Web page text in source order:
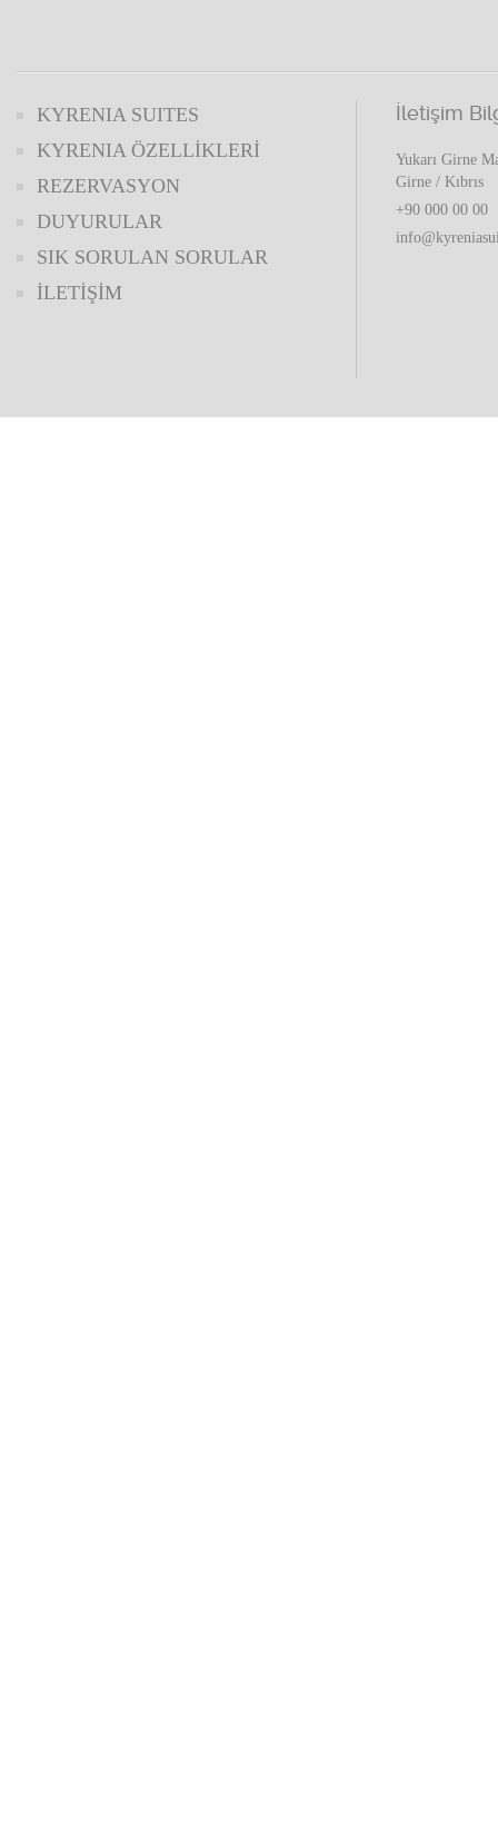
KYRENIA SUITES
KYRENIA ÖZELLİKLERİ
REZERVASYON
DUYURULAR
SIK SORULAN SORULAR
İLETİŞİM
İletişim
Yukarı Girne
Girne / Kıbrıs
+90 000 00 00